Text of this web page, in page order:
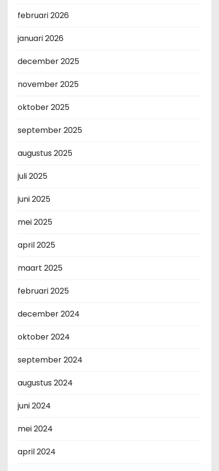
februari 2026
januari 2026
december 2025
november 2025
oktober 2025
september 2025
augustus 2025
juli 2025
juni 2025
mei 2025
april 2025
maart 2025
februari 2025
december 2024
oktober 2024
september 2024
augustus 2024
juni 2024
mei 2024
april 2024